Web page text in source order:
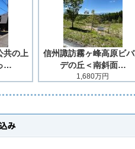
共の上
…
信州諏訪霧ヶ峰高原ビ
デの丘＜南斜面…
1,680万円